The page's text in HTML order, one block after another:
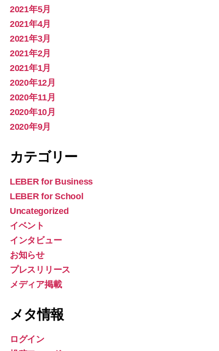
2021年5月
2021年4月
2021年3月
2021年2月
2021年1月
2020年12月
2020年11月
2020年10月
2020年9月
カテゴリー
LEBER for Business
LEBER for School
Uncategorized
イベント
インタビュー
お知らせ
プレスリリース
メディア掲載
メタ情報
ログイン